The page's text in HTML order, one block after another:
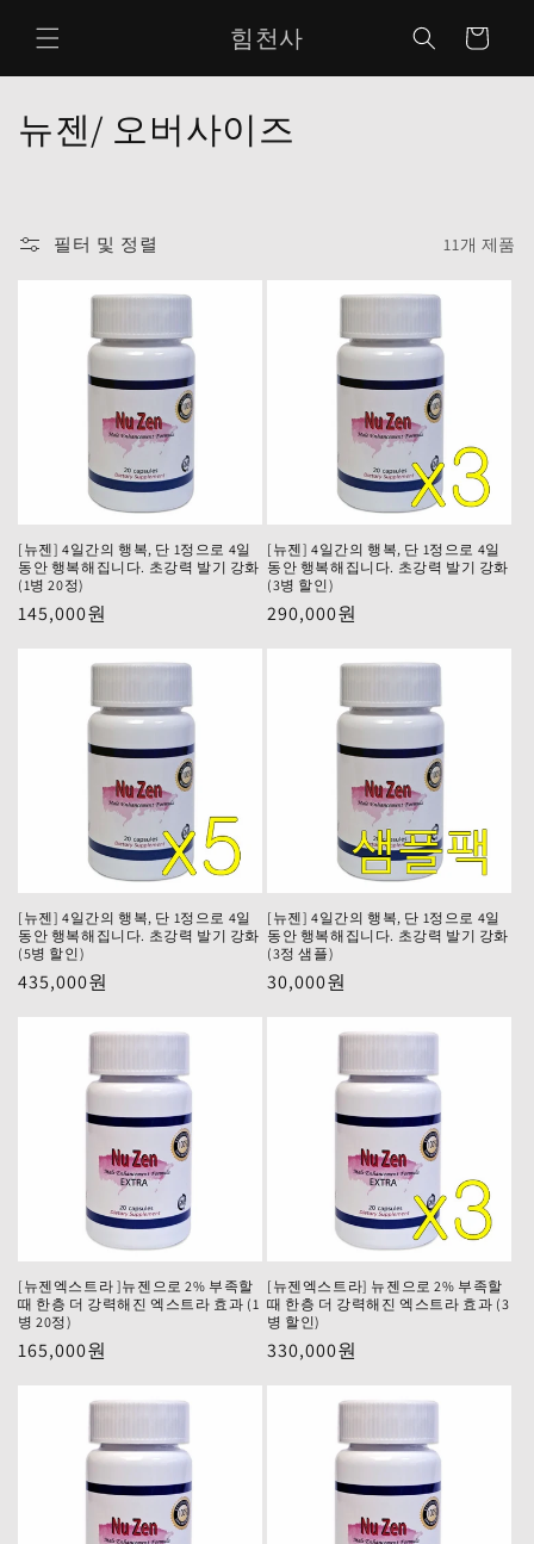
로 건너
뛰기
힘천사
트
컬
뉴젠/ 오버사이즈
필터 및 정렬 11개 제품
[뉴젠] 4일간의 행복, 단 1정으로 4일
동안 행복해집니다. 초강력 발기 강화
(1병 20정)
정
145,000원
[뉴젠] 4일간의 행복, 단 1정으로 4일
동안 행복해집니다. 초강력 발기 강화
(3병 할인)
정
290,000원
[뉴젠] 4일간의 행복, 단 1정으로 4일
동안 행복해집니다. 초강력 발기 강화
(5병 할인)
정
435,000원
[뉴젠] 4일간의 행복, 단 1정으로 4일
동안 행복해집니다. 초강력 발기 강화
(3정 샘플)
정
30,000원
[뉴젠엑스트라 ]뉴젠으로 2% 부족할
때 한층 더 강력해진 엑스트라 효과 (1
병 20정)
정
165,000원
[뉴젠엑스트라] 뉴젠으로 2% 부족할
때 한층 더 강력해진 엑스트라 효과 (3
병 할인)
정
330,000원